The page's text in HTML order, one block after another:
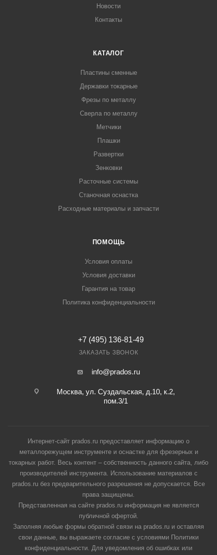
Новости
Контакты
КАТАЛОГ
Пластины сменные
Державки токарные
Фрезы по металлу
Сверла по металлу
Метчики
Плашки
Развертки
Зенковки
Расточные системы
Станочная оснастка
Расходные материалы и запчасти
ПОМОЩЬ
Условия оплаты
Условия доставки
Гарантия на товар
Политика конфиденциальности
+7 (495) 136-81-49
ЗАКАЗАТЬ ЗВОНОК
info@prados.ru
Москва, ул. Суздальская, д.10, к.2,
пом.3/1
Интернет-сайт prados.ru предоставляет информацию о
металлорежущем инструменте и оснастке для фрезерных и
токарных работ. Весь контент – собственность данного сайта, либо
производителей инструмента. Использование материалов с
prados.ru без предварительного разрешения не допускается. Все
права защищены.
Представленная на сайте prados.ru информация не является
публичной офертой.
Заполняя любые формы обратной связи на prados.ru и оставляя
свои данные, вы выражаете согласие с условиями Политики
конфиденциальности. Для уведомления об ошибках или